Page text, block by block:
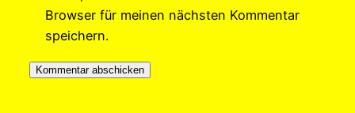
Browser für meinen nächsten Kommentar
speichern.